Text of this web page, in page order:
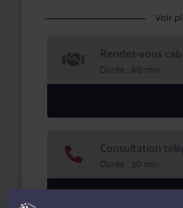
Maître FARINA accorde
particulière à l'écoute et
sécurité juridique.
Voir
Rendez-vous
Durée : 60 min
Consultation
Durée : 30 min